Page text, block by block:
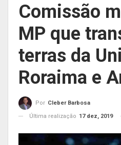
Comissão
MP que
terras da
Roraima e
Por Cleber Barbosa
Última realização 17 dez, 2019